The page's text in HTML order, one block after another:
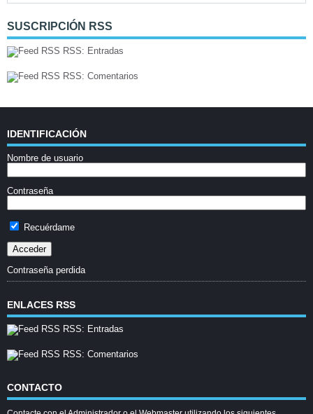
SUSCRIPCIÓN RSS
RSS: Entradas
RSS: Comentarios
IDENTIFICACIÓN
Nombre de usuario
Contraseña
Recuérdame
Contraseña perdida
ENLACES RSS
RSS: Entradas
RSS: Comentarios
CONTACTO